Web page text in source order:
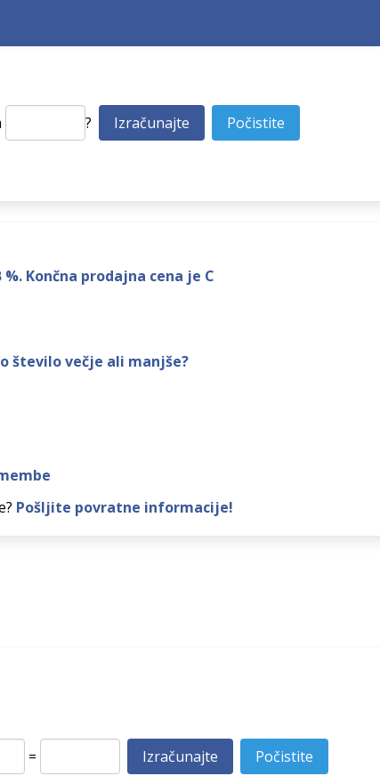
?
Končna prodajna cena je C
število večje ali manjše?
Pošljite povratne informacije!
=